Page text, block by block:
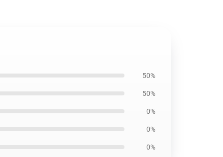
50%
50%
0%
0%
0%